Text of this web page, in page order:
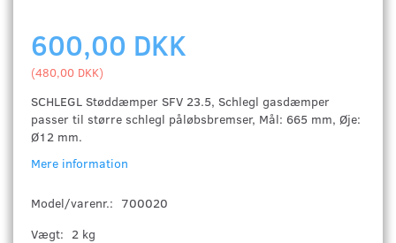
600,00 DKK
(480,00 DKK)
SCHLEGL Støddæmper SFV 23.5, Schlegl gasdæmper
passer til større schlegl påløbsbremser, Mål: 665 mm, Øje:
Ø12 mm.
Mere information
Model/varenr.: 700020
Vægt: 2 kg